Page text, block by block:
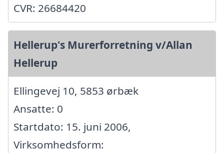
CVR: 26684420
Hellerup's Murerforretning v/Allan
Hellerup
Ellingevej 10, 5853 ørbæk
Ansatte: 0
Startdato: 15. juni 2006,
Virksomhedsform: